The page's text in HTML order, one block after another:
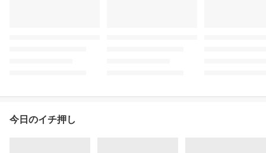
今日のイチ押し